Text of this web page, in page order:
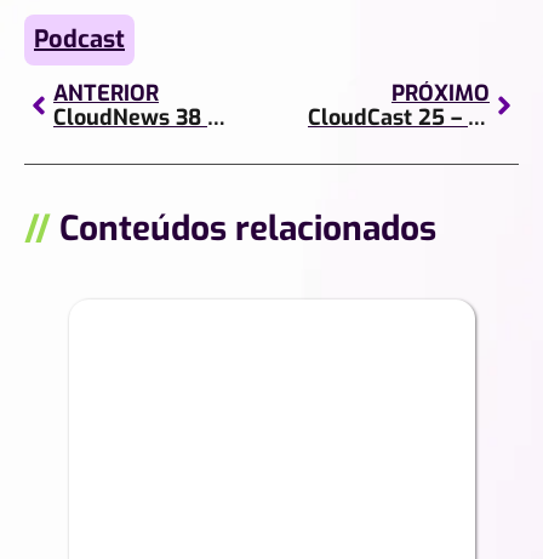
Podcast
ANTERIOR
CloudNews 38 – Google Fotos, Android, Hackathon e mais
PRÓXIMO
CloudCast 25 – Dados em Marketing: como funciona?
// Conteúdos relacionados